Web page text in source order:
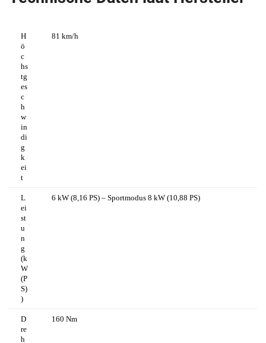
H
ö
c
hs
tg
es
c
h
w
in
di
g
k
ei
t
81 km/h
L
ei
st
u
n
g
(k
W
(P
S)
)
6 kW (8,16 PS) – Sportmodus 8 kW (10,88 PS)
D
re
h
160 Nm